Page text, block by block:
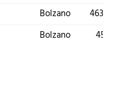
Bolzano
Bolzano